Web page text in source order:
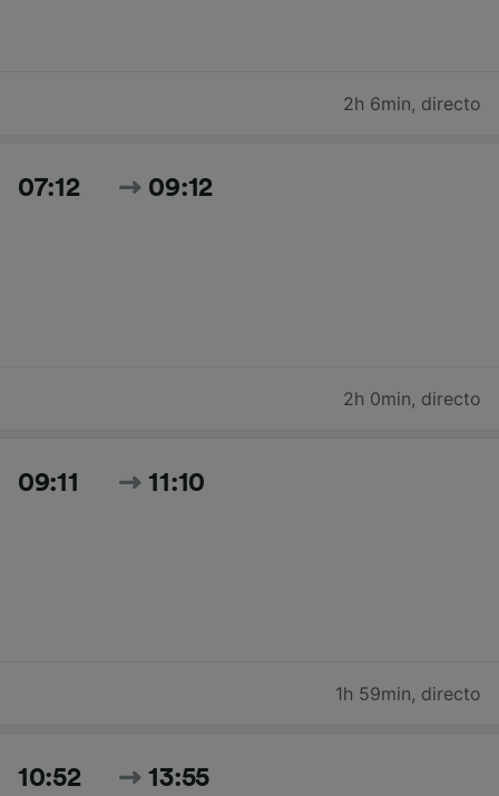
2h 6min, directo
07:12 09:12
2h 0min, directo
09:11 11:10
1h 59min, directo
10:52 13:55